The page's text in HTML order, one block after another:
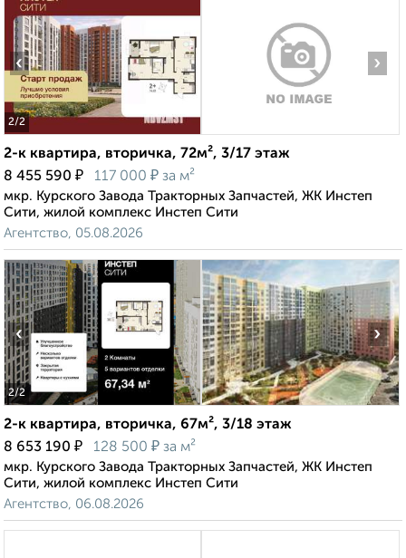
2/2
‹ ›
2-к квартира, вторичка, 72м², 3/17 этаж
8 455 590 ₽ 117 000 ₽ за м²
мкр. Курского Завода Тракторных Запчастей, ЖК Инстеп
Сити, жилой комплекс Инстеп Сити
Агентство, 05.08.2026
2/2
‹ ›
2-к квартира, вторичка, 67м², 3/18 этаж
8 653 190 ₽ 128 500 ₽ за м²
мкр. Курского Завода Тракторных Запчастей, ЖК Инстеп
Сити, жилой комплекс Инстеп Сити
Агентство, 06.08.2026